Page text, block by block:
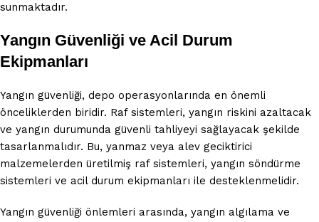
sunmaktadır.
Yangın Güvenliği ve Acil Durum
Ekipmanları
Yangın güvenliği, depo operasyonlarında en önemli
önceliklerden biridir. Raf sistemleri, yangın riskini azaltacak
ve yangın durumunda güvenli tahliyeyi sağlayacak şekilde
tasarlanmalıdır. Bu, yanmaz veya alev geciktirici
malzemelerden üretilmiş raf sistemleri, yangın söndürme
sistemleri ve acil durum ekipmanları ile desteklenmelidir.
Yangın güvenliği önlemleri arasında, yangın algılama ve